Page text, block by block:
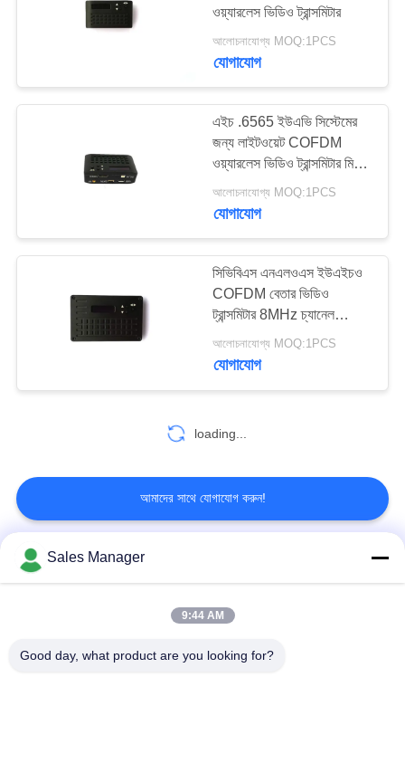
ওয়্যারলেস ভিডিও ট্রান্সমিটার
আলোচনাযোগ্য MOQ:1PCS
যোগাযোগ
এইচ .6565 ইউএভি সিস্টেমের
জন্য লাইটওয়েট COFDM
ওয়্যারলেস ভিডিও ট্রান্সমিটার মিনি
আলোচনাযোগ্য MOQ:1PCS
যোগাযোগ
সিভিবিএস এনএলওএস ইউএইচও
COFDM বেতার ভিডিও
ট্রান্সমিটার 8MHz চ্যানেল
আলোচনাযোগ্য MOQ:1PCS
যোগাযোগ
loading...
আমাদের সাথে যোগাযোগ করুন!
ট্রান্সমিটার
Sales Manager
9:44 AM
Good day, what product are you looking for?